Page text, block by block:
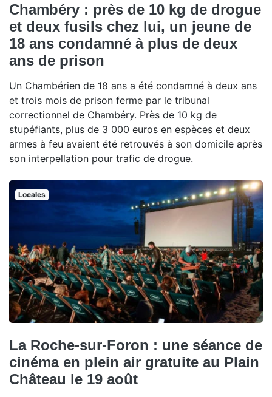
Chambéry : près de 10 kg de drogue
et deux fusils chez lui, un jeune de
18 ans condamné à plus de deux
ans de prison
Un Chambérien de 18 ans a été condamné à deux ans
et trois mois de prison ferme par le tribunal
correctionnel de Chambéry. Près de 10 kg de
stupéfiants, plus de 3 000 euros en espèces et deux
armes à feu avaient été retrouvés à son domicile après
son interpellation pour trafic de drogue.
Locales
La Roche-sur-Foron : une séance de
cinéma en plein air gratuite au Plain
Château le 19 août